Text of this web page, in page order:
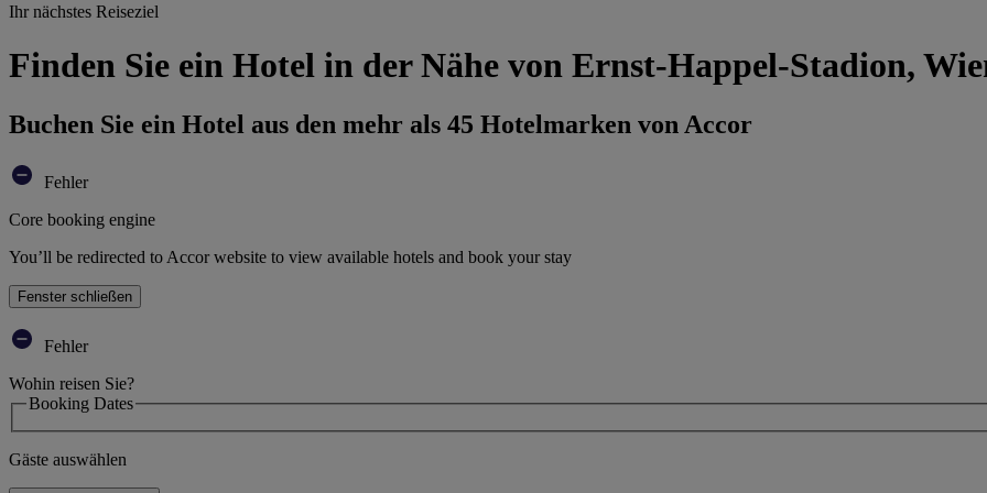
Ihr nächstes Reiseziel
Finden Sie ein Hotel in der Nähe von Ernst-Happel-Stadion,
Buchen Sie ein Hotel aus den mehr als 45 Hotelmarken von Accor
Fehler
Core booking engine
You’ll be redirected to Accor website to view available hotels and book your stay
Fenster schließen
Fehler
Wohin reisen Sie?
Booking Dates
Gäste auswählen